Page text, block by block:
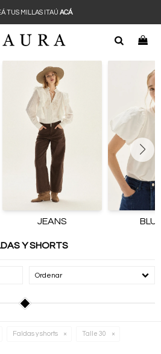
TUS MILLAS ITAÚ ACÁ
JEANS
Y SHORTS
Recomendados
Faldas y shorts Talle 30